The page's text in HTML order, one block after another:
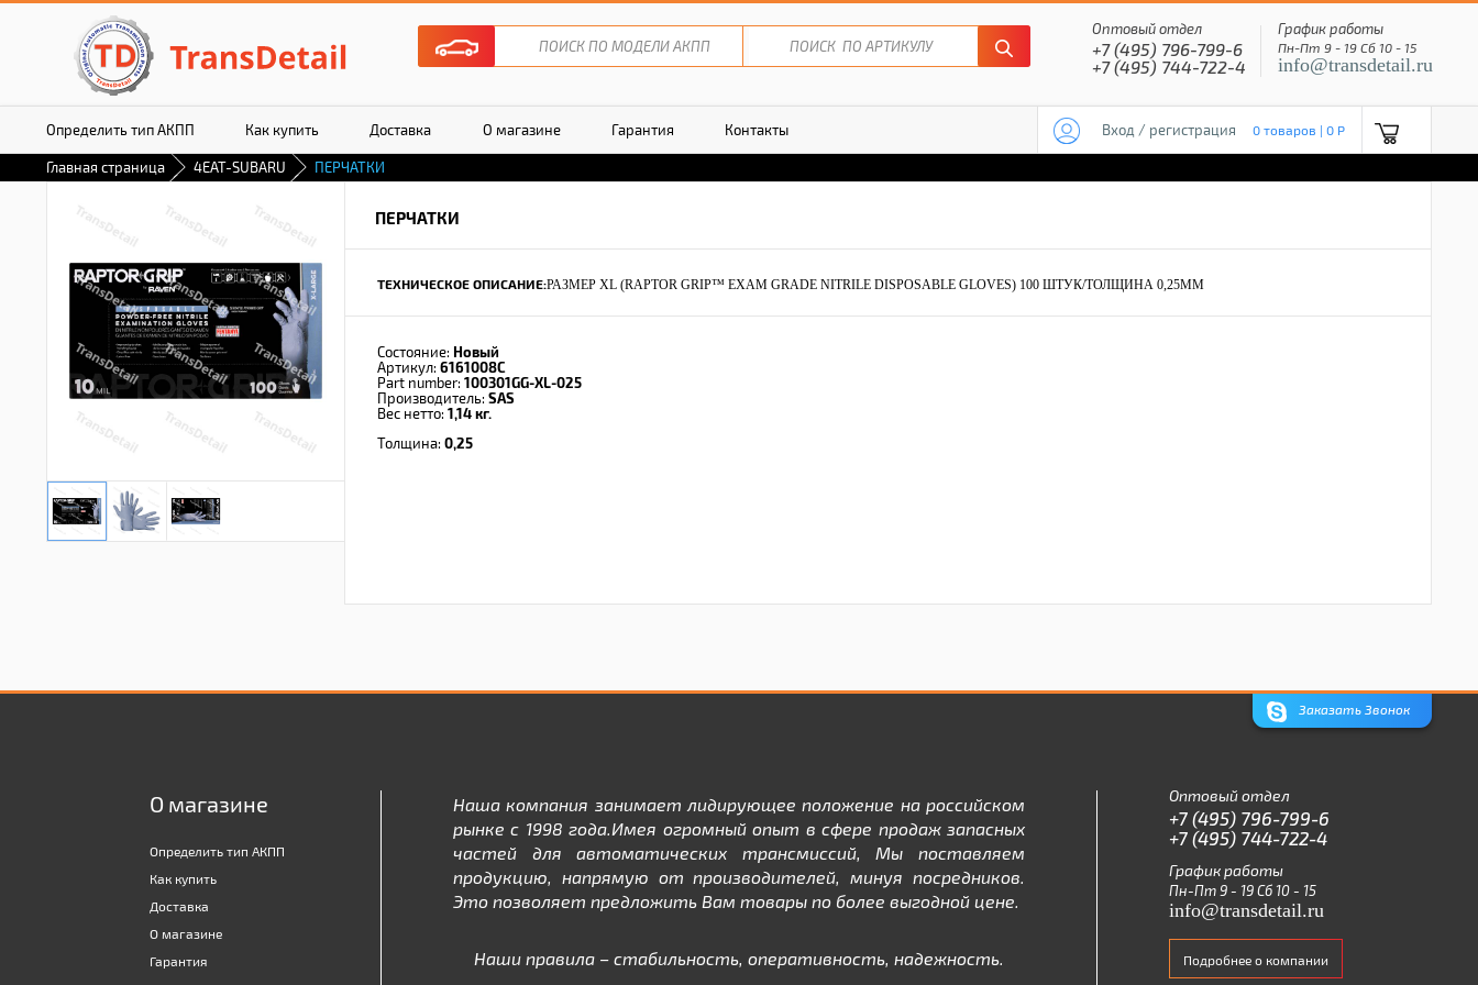
Оптовый отдел
+7 (495) 796-799-6
+7 (495) 744-722-4
График работы
Пн-Пт 9 - 19 Сб 10 - 15
info@transdetail.ru
Определить тип АКПП Как купить Доставка О магазине Гарантия Контакты Вход / регистрация 0 товаров | 0 P
Главная страница 4EAT-SUBARU ПЕРЧАТКИ
ПЕРЧАТКИ
ТЕХНИЧЕСКОЕ ОПИСАНИЕ:РАЗМЕР XL (RAPTOR GRIP™ EXAM GRADE NITRILE DISPOSABLE GLOVES) 100 ШТУК/ТОЛЩИНА 0,25MM
Состояние: Новый
Артикул: 6161008C
Part number: 100301GG-XL-025
Производитель: SAS
Вес нетто: 1,14 кг.
Толщина: 0,25
Заказать Звонок
О магазине
Определить тип АКПП
Как купить
Доставка
О магазине
Гарантия
Наша компания занимает лидирующее положение на российском
рынке с 1998 года.Имея огромный опыт в сфере продаж запасных
частей для автоматических трансмиссий, Мы поставляем
продукцию, напрямую от производителей, минуя посредников.
Это позволяет предложить Вам товары по более выгодной цене.
Наши правила – стабильность, оперативность, надежность.
Оптовый отдел
+7 (495) 796-799-6
+7 (495) 744-722-4
График работы
Пн-Пт 9 - 19 Сб 10 - 15
info@transdetail.ru
Подробнее о компании